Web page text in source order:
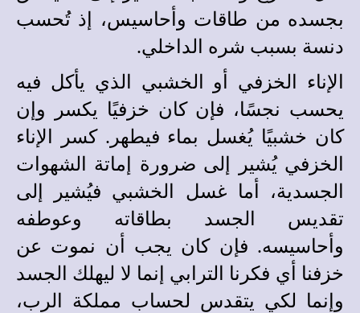
بجسده من طاقات وأحاسيس، إذ تُحسب
دنسة بسبب شره الداخلي.
الإناء الخزفي أو الخشبي الذي يأكل فيه
يحسب نجسًا، فإن كان خزفيًا يكسر وإن
كان خشبيًا يُغسل بماء فيطهر. كسر الإناء
الخزفي يُشير إلى ضرورة إماتة الشهوات
الجسدية، أما غسل الخشبي فيُشير إلى
تقديس الجسد بطاقاته وعوطفه
وأحاسيسه. فإن كان يجب أن نموت عن
خزفنا أي فكرنا الترابي إنما لا ليهلك الجسد
وإنما لكي يتقدس لحساب مملكة الرب،